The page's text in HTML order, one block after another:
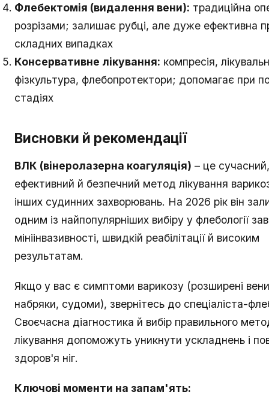
Флебектомія (видалення вени): традиційна
розрізами; залишає рубці, але дуже ефективна
складних випадках
Консервативне лікування: компресія,
фізкультура, флебопротектори; допомагає при
стадіях
Висновки й рекомендації
ВЛК (вінеролазерна коагуляція) – це сучасний,
ефективний й безпечний метод лікування
інших судинних захворювань. На 2026 рік він
одним із найпопулярніших вибіру у флебології
мініінвазивності, швидкій реабілітації й високим
результатам.
Якщо у вас є симптоми варикозу (розширені
набряки, судоми), звернітесь до спеціаліста-
Своєчасна діагностика й вибір правильного
лікування допоможуть уникнути ускладнень і
здоров'я ніг.
Ключові моменти на запам'ять: